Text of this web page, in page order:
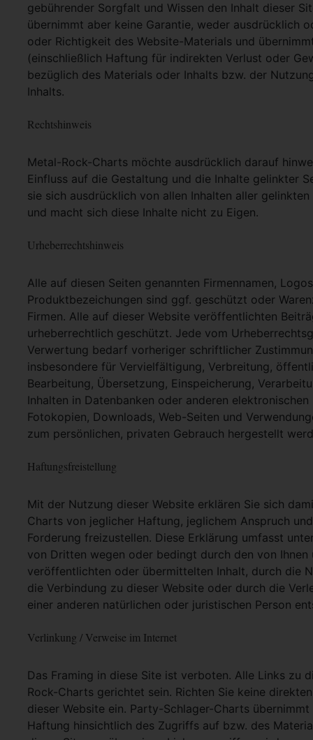
gebührender Sorgfalt und Wissen den Inhalt dieser
übernimmt aber keine Garantie, weder ausdrücklich
oder Richtigkeit des Website-Materials und
(einschließlich Haftung für indirekten Verlust oder
bezüglich des Materials oder Inhalts bzw. der
Inhalts.
Rechtshinweis
Metal-Rock-Charts möchte ausdrücklich darauf
Einfluss auf die Gestaltung und die Inhalte gelinkter
sie sich ausdrücklich von allen Inhalten aller
und macht sich diese Inhalte nicht zu Eigen.
Urheberrechtshinweis
Alle auf diesen Seiten genannten Firmennamen,
Produktbezeichungen sind ggf. geschützt oder
Firmen. Alle auf dieser Website veröffentlichten
urheberrechtlich geschützt. Jede vom
Verwertung bedarf vorheriger schriftlicher
insbesondere für Vervielfältigung, Verbreitung,
Bearbeitung, Übersetzung, Einspeicherung,
Inhalten in Datenbanken oder anderen
Fotokopien, Downloads, Web-Seiten und
zum persönlichen, privaten Gebrauch hergestellt
Haftungsfreistellung
Mit der Nutzung dieser Website erklären Sie sich
Charts von jeglicher Haftung, jeglichem Anspruch
Forderung freizustellen. Diese Erklärung umfasst
von Dritten wegen oder bedingt durch den von Ihnen
veröffentlichten oder übermittelten Inhalt, durch die
die Verbindung zu dieser Website oder durch die
einer anderen natürlichen oder juristischen Person
Verlinkung / Verweise im Internet
Das Framing in diese Site ist verboten. Alle Links zu
Rock-Charts gerichtet sein. Richten Sie keine
dieser Website ein. Party-Schlager-Charts
Haftung hinsichtlich des Zugriffs auf bzw. des